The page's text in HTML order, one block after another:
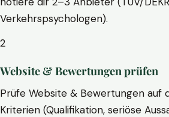
Verkehrspsychologen).
2
Website & Bewertungen prüfen
Prüfe Website & Bewertungen auf
Kriterien (Qualifikation, seriöse